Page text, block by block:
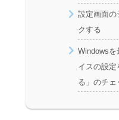
設定画面の
クする
Windows
イスの設定
る」のチェ